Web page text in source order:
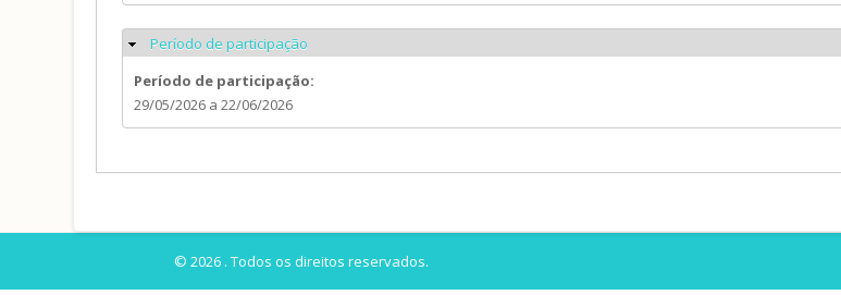
Ocultar
Período de participação
Período de participação:
29/05/2026 a22/06/2026
© 2026 . Todos os direitos reservados.